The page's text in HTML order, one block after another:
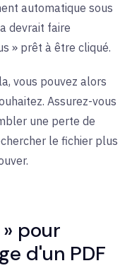
automatique sous
devrait faire
» prêt à être cliqué.
vous pouvez alors
Assurez-vous
une perte de
le fichier plus
pour
d'un PDF